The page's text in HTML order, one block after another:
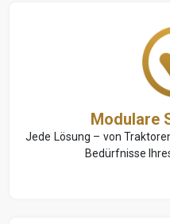
Modulare
Jede Lösung – von
Bedürfnisse